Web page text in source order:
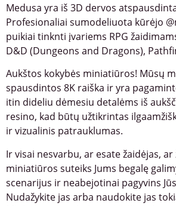
Medusa yra iš 3D dervos
Profesionaliai sumodeliuota kūrėjo
puikiai tinknti įvariems RPG
D&D (Dungeons and Dragons),
Aukštos kokybės miniatiūros! Mūsų
spausdintos 8K raiška ir yra
itin dideliu dėmesiu detalėms iš
resino, kad būtų užtikrintas
ir vizualinis patrauklumas.
Ir visai nesvarbu, ar esate žaidėjas,
miniatiūros suteiks Jums begalę
scenarijus ir neabejotinai pagyvins
Nudažykite jas arba naudokite jas